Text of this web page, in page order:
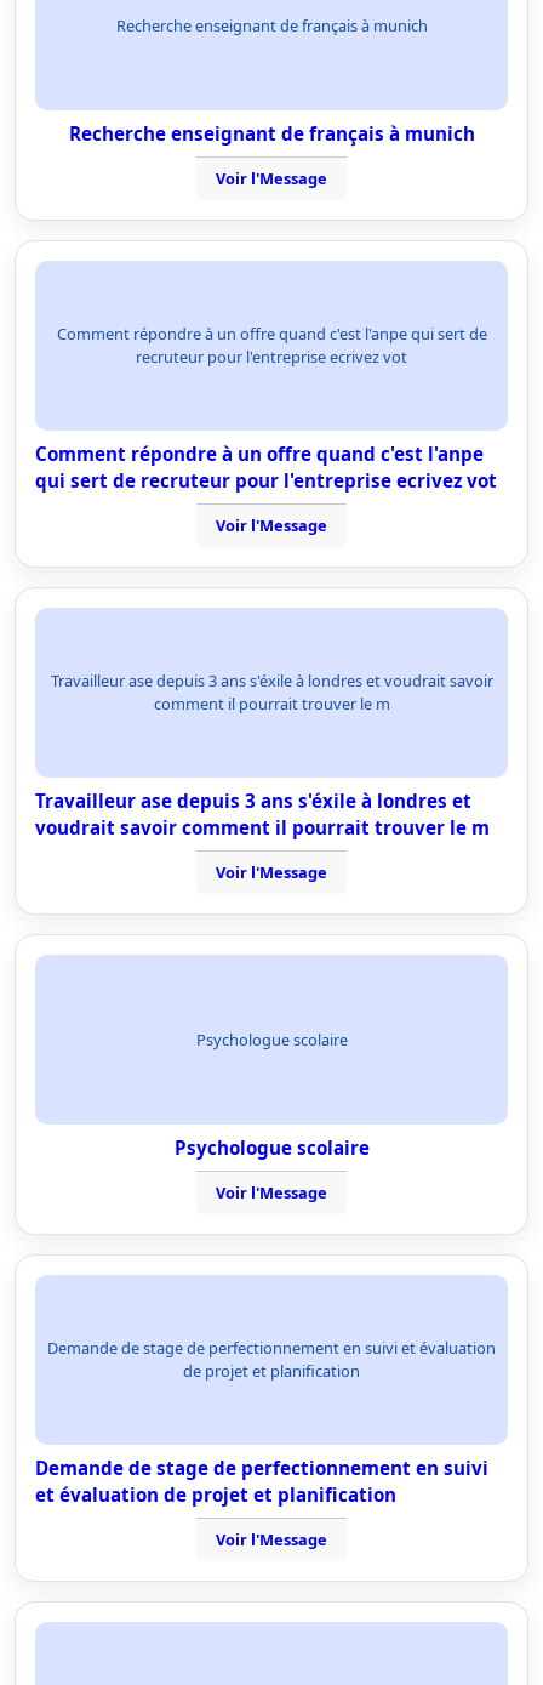
Recherche enseignant de français à munich
Recherche enseignant de français à munich
Voir l'Message
Comment répondre à un offre quand c'est l'anpe qui sert de
recruteur pour l'entreprise ecrivez vot
Comment répondre à un offre quand c'est l'anpe
qui sert de recruteur pour l'entreprise ecrivez vot
Voir l'Message
Travailleur ase depuis 3 ans s'éxile à londres et voudrait savoir
comment il pourrait trouver le m
Travailleur ase depuis 3 ans s'éxile à londres et
voudrait savoir comment il pourrait trouver le m
Voir l'Message
Psychologue scolaire
Psychologue scolaire
Voir l'Message
Demande de stage de perfectionnement en suivi et évaluation
de projet et planification
Demande de stage de perfectionnement en suivi
et évaluation de projet et planification
Voir l'Message